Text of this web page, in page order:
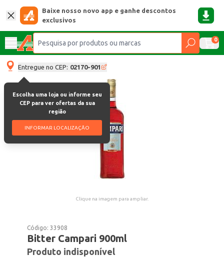
Baixe nosso novo app e ganhe descontos
exclusivos
0
Entregue no CEP: 02170-901
Escolha uma loja ou informe seu
CEP para ver ofertas da sua
região
INFORMAR LOCALIZAÇÃO
Clique na imagem para ampliar.
Código:33908
Bitter Campari 900ml
Produto indisponível